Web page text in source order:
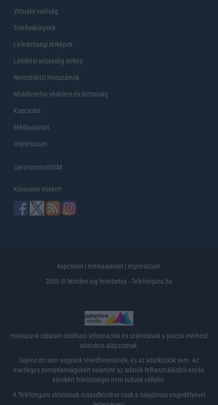
Virtuális valóság
Telefonkönyvek
Lefedettségi térképek
Letöltési sebesség térkép
Nemzetközi hívószámok
Mobiltelefon védelem és biztonság
Kapcsolat
Médiaajánlat
Impresszum
UjesHasznaltGSM
Kövessen minket!
kapcsolat | médiaajánlat | impresszum
2000 © Minden jog fenntartva - Telefonguru.hu
Honlapunk oldalain található információk és számítások a piacon elérhető
adatokon alapszanak.
Sajnos mi sem vagyunk tévedhetetlenek, és az adatközlők sem. Az
esetleges pontatlanságokért valamint az adatok felhasználásból eredő
károkért felelősséget nem tudunk vállalni.
A Telefonguru oldalainak másodközlése csak a tulajdonos engedélyével